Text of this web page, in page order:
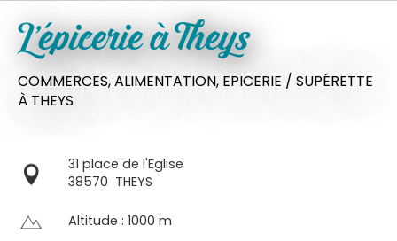
L'épicerie à Theys
COMMERCES,ALIMENTATION, EPICERIE / SUPÉRETTE
À THEYS
31 place de l'Eglise
38570 THEYS
Altitude : 1000 m